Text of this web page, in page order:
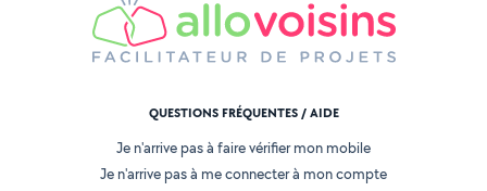
QUESTIONS FRÉQUENTES / AIDE
Je n'arrive pas à faire vérifier mon mobile
Je n'arrive pas à me connecter à mon compte